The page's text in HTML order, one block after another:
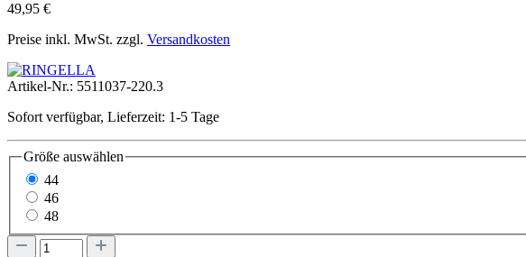
49,95 €
Preise inkl. MwSt. zzgl. Versandkosten
Artikel-Nr.: 5511037-220.3
Sofort verfügbar, Lieferzeit: 1-5 Tage
Größe auswählen
44
46
48